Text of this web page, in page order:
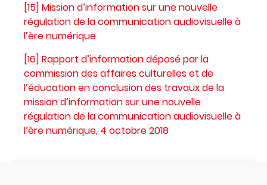
[15] Mission d’information sur une nouvelle
régulation de la communication audiovisuelle à
l’ère numérique
[16] Rapport d’information déposé par la
commission des affaires culturelles et de
l’éducation en conclusion des travaux de la
mission d’information sur une nouvelle
régulation de la communication audiovisuelle à
l’ère numérique, 4 octobre 2018